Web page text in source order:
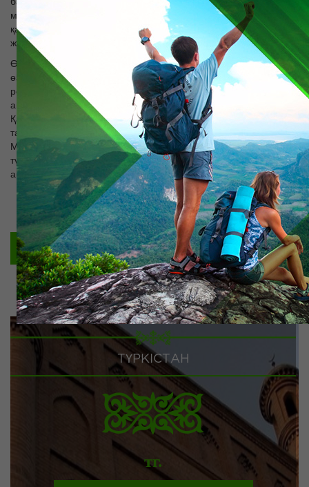
мешіттің Жабық сауда қатарлары. белсенді сауда Сайрам
қарамастан, ежелгі тарихшы сәйкес, таза және жайлы қала
жақсы әсер қалдырды.
Өкінішке орай, уақыт Сайрам бар қатал әзіл атқарды. Қазірдің
өзінде 17 ғасырда, қала толығымен маңызды сауда орталығы
ретінде оның маңызын жоғалтты. Бүгін Сайрам ауылында
айналды, және Сайрам деп аталады. Соған қарамастан,
Қазақстан өз аумағында ортағасырлық Азия гүлденуі бұл
тамаша ескерткіші бар екенін мақтан болуы мүмкін.
Менмендік, алайда, Жібек жолы сәулет кезеңнің ең жарамсыз
түсіп фактісі тосқауыл. Алайда, керемет жасап, осы күнге дейін
аман бірнеше ғимараттар, баса назар лайық.
Саяхатқа тапсырыс беру
ТҮРКІСТАН
тг.